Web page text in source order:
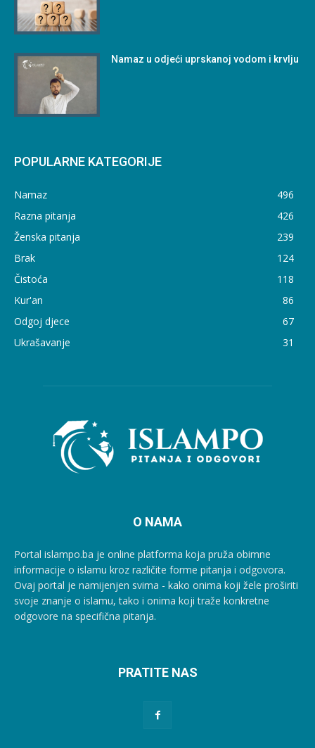
Namaz u odjeći uprskanoj vodom i krvlju
POPULARNE KATEGORIJE
Namaz
496
Razna pitanja
426
Ženska pitanja
239
Brak
124
Čistoća
118
Kur'an
86
Odgoj djece
67
Ukrašavanje
31
O NAMA
Portal islampo.ba je online platforma koja pruža obimne
informacije o islamu kroz različite forme pitanja i odgovora.
Ovaj portal je namijenjen svima - kako onima koji žele proširiti
svoje znanje o islamu, tako i onima koji traže konkretne
odgovore na specifična pitanja.
PRATITE NAS